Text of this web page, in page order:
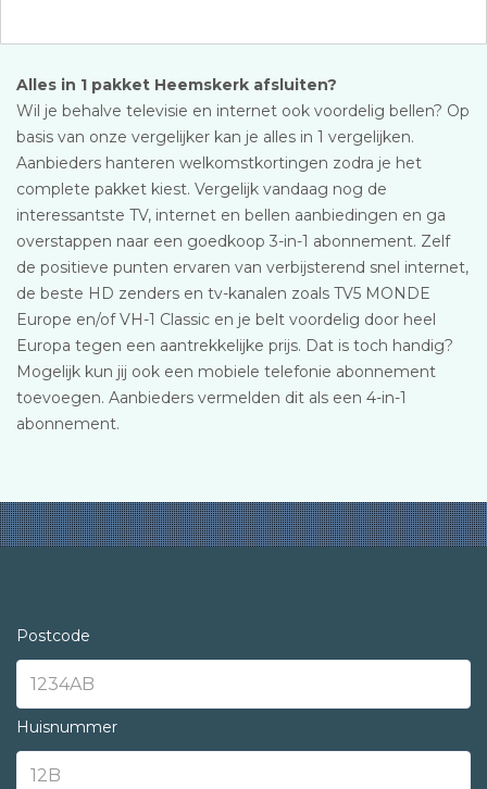
Alles in 1 pakket Heemskerk afsluiten?
Wil je behalve televisie en internet ook voordelig bellen? Op
basis van onze vergelijker kan je alles in 1 vergelijken.
Aanbieders hanteren welkomstkortingen zodra je het
complete pakket kiest. Vergelijk vandaag nog de
interessantste TV, internet en bellen aanbiedingen en ga
overstappen naar een goedkoop 3-in-1 abonnement. Zelf
de positieve punten ervaren van verbijsterend snel internet,
de beste HD zenders en tv-kanalen zoals TV5 MONDE
Europe en/of VH-1 Classic en je belt voordelig door heel
Europa tegen een aantrekkelijke prijs. Dat is toch handig?
Mogelijk kun jij ook een mobiele telefonie abonnement
toevoegen. Aanbieders vermelden dit als een 4-in-1
abonnement.
Postcode
Huisnummer